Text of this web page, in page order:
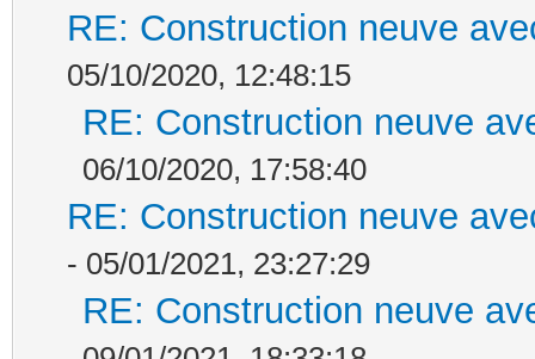
RE: Construction neuve
05/10/2020, 12:48:15
RE: Construction neuve
06/10/2020, 17:58:40
RE: Construction neuve
- 05/01/2021, 23:27:29
RE: Construction neuve